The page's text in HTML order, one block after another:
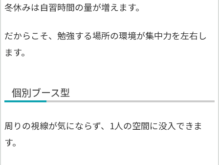
冬休みは自習時間の量が増えます。
だからこそ、勉強する場所の環境が集中力を左右し
ます。
個別ブース型
周りの視線が気にならず、1人の空間に没入できま
す。